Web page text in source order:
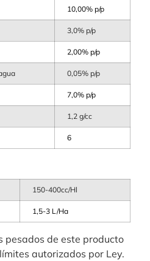
10,00% p/p
3,0% p/p
2,00% p/p
0,05% p/p
7,0% p/p
1,2 g/cc
6
150-400cc/Hl
1,5-3 L/Ha
pesados de este producto
autorizados por Ley.